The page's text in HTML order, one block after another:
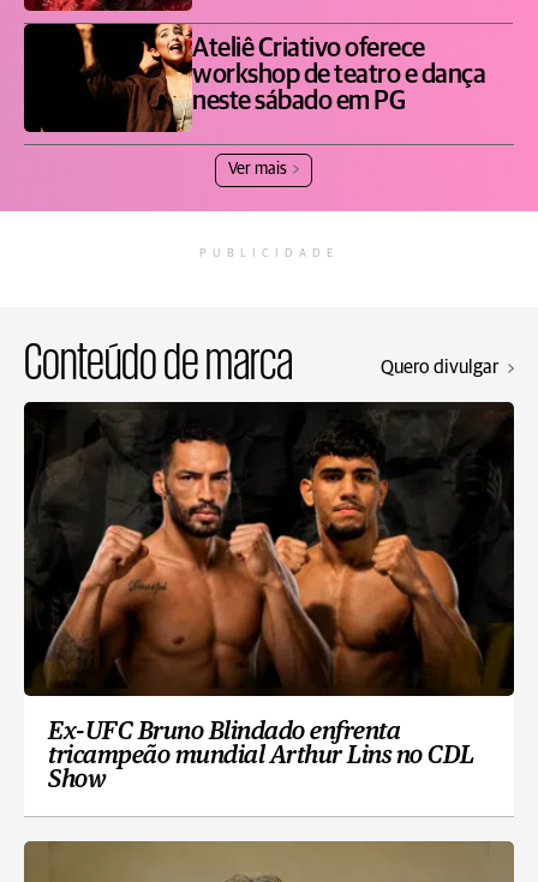
Ateliê Criativo oferece
workshop de teatro e dança
neste sábado em PG
Ver mais
PUBLICIDADE
Conteúdo de marca Quero divulgar
Ex-UFC Bruno Blindado enfrenta
tricampeão mundial Arthur Lins no CDL
Show